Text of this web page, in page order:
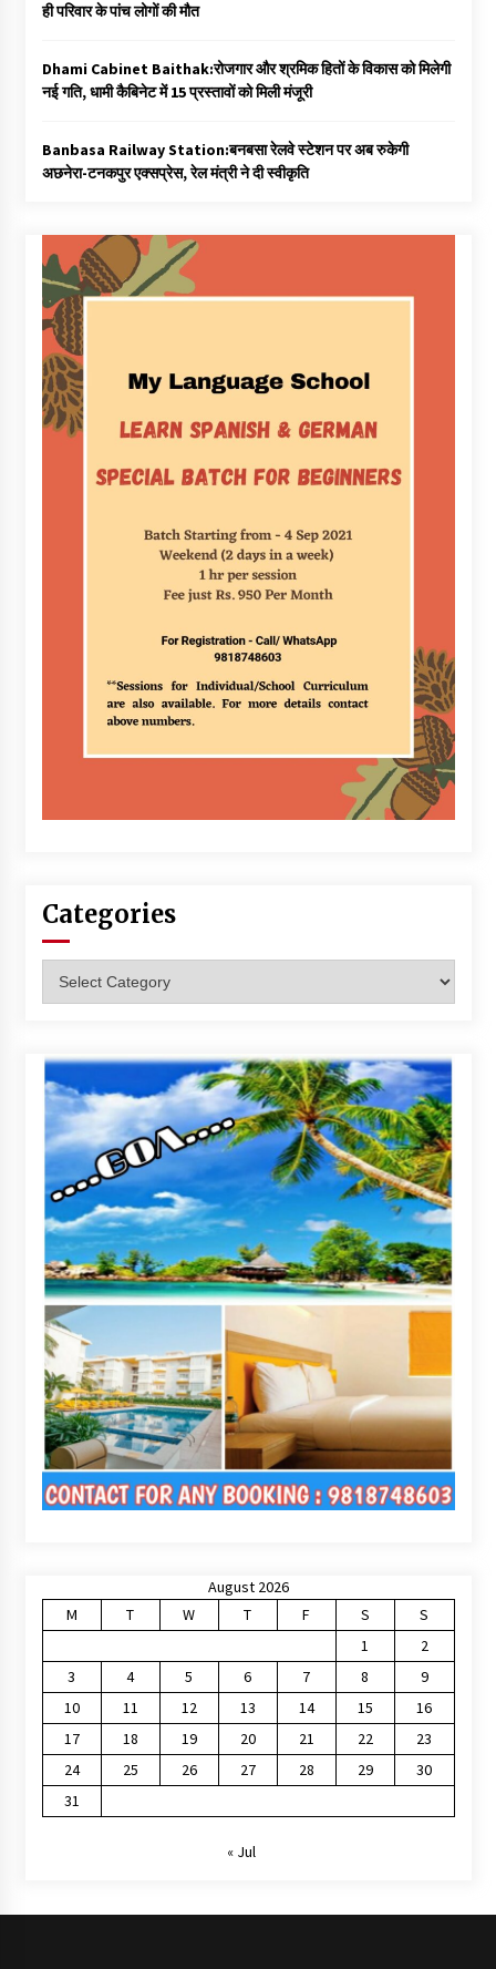
ही परिवार के पांच लोगों की मौत
Dhami Cabinet Baithak:रोजगार और श्रमिक हितों के विकास को मिलेगी
नई गति, धामी कैबिनेट में 15 प्रस्तावों को मिली मंजूरी
Banbasa Railway Station:बनबसा रेलवे स्टेशन पर अब रुकेगी
अछनेरा-टनकपुर एक्सप्रेस, रेल मंत्री ने दी स्वीकृति
Categories
August 2026
M
T W T F S
S
1
2
3
4 5 6 7 8
9
10
11 12 13 14 15
16
17
18 19 20 21 22
23
24
25 26 27 28 29
30
31
« Jul